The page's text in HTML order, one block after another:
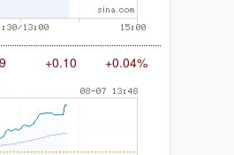
+0.04%